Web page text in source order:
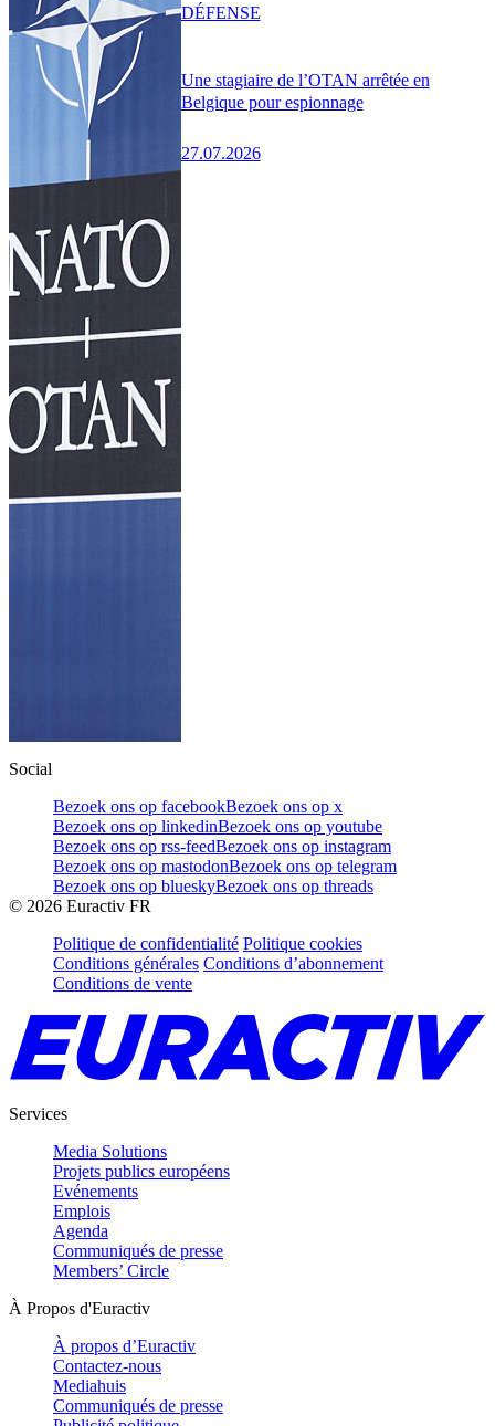
Une stagiaire de l’OTAN arrêtée en
Belgique pour espionnage
27.07.2026
DÉFENSE
Social
Bezoek ons op facebookBezoek ons op x
Bezoek ons op linkedinBezoek ons op youtube
Bezoek ons op rss-feedBezoek ons op instagram
Bezoek ons op mastodonBezoek ons op telegram
Bezoek ons op blueskyBezoek ons op threads
© 2026 Euractiv FR
Politique de confidentialité Politique cookies
Conditions générales Conditions d’abonnement
Conditions de vente
Services
Media Solutions
Projets publics européens
Evénements
Emplois
Agenda
Communiqués de presse
Members’ Circle
À Propos d'Euractiv
À propos d’Euractiv
Contactez-nous
Mediahuis
Communiqués de presse